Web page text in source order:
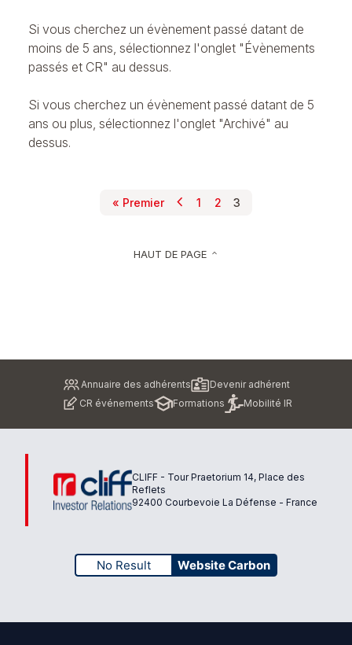
Si vous cherchez un évènement passé datant de
moins de 5 ans, sélectionnez l'onglet "Évènements
passés et CR" au dessus.
Si vous cherchez un évènement passé datant de 5
ans ou plus, sélectionnez l'onglet "Archivé" au
dessus.
Pagination
Première page
« Premier Page précédente
chevron_left Page
1
Page
2
Page courante
3
HAUT DE PAGE keyboard_arrow_up
Annuaire des adhérents
Devenir adhérent
CR événements
Formations Mobilité IR
CLIFF - Tour Praetorium 14, Place des
Reflets
92400 Courbevoie La Défense - France
No Result Website Carbon